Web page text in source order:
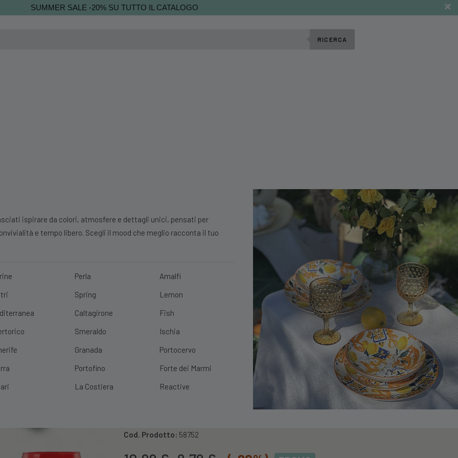
SUMMER SALE -20% SU TUTTO IL CATALOGO
RICERCA
ispirare da colori, atmosfere e dettagli unici, pensati per
e tempo libero. Scegli il mood che meglio racconta il tuo
Perla
Spring
Caltagirone
Smeraldo
Granada
Portofino
La Costiera
Amalfi
Lemon
Fish
Ischia
Portocervo
Forte dei Marmi
Reactive
10% DI SCONTO SCOPRI|SPEDIZIONE GRATUITA CON UN ORDINE MINIMO DI 99€
Set 6 Tumbler Perle Rouge
Cod. Prodotto: 58752